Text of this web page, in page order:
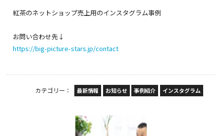
紅茶のネットショップ売上用のインスタグラム事例
お問い合わせ先↓
https://big-picture-stars.jp/contact
カテゴリー： 最新情報 お知らせ 事例紹介 インスタグラム